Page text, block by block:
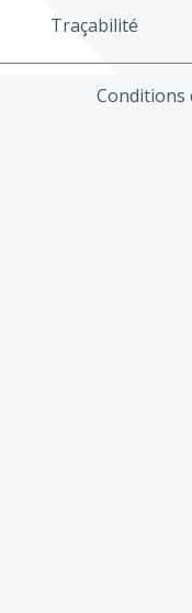
Traçabilité
Conditions